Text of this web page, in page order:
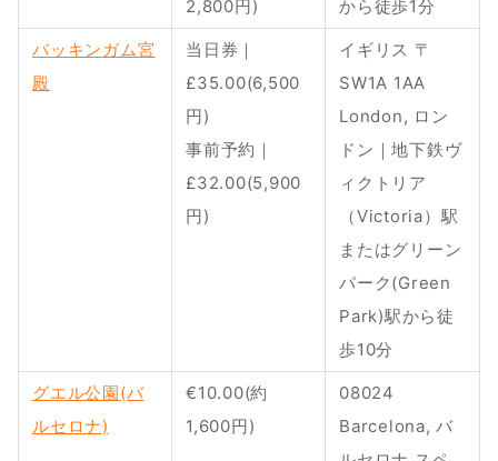
2,800円)
から徒歩1分
バッキンガム宮
殿
当日券｜
£35.00(6,500
円)
事前予約｜
£32.00(5,900
円)
イギリス 〒
SW1A 1AA
London, ロン
ドン｜地下鉄ヴ
ィクトリア
（Victoria）駅
またはグリーン
パーク(Green
Park)駅から徒
歩10分
グエル公園(バ
ルセロナ)
€10.00(約
1,600円)
08024
Barcelona, バ